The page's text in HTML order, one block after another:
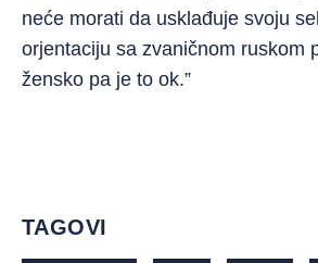
neće morati da usklađuje svoju
orjentaciju sa zvaničnom ruskom
žensko pa je to ok.”
TAGOVI